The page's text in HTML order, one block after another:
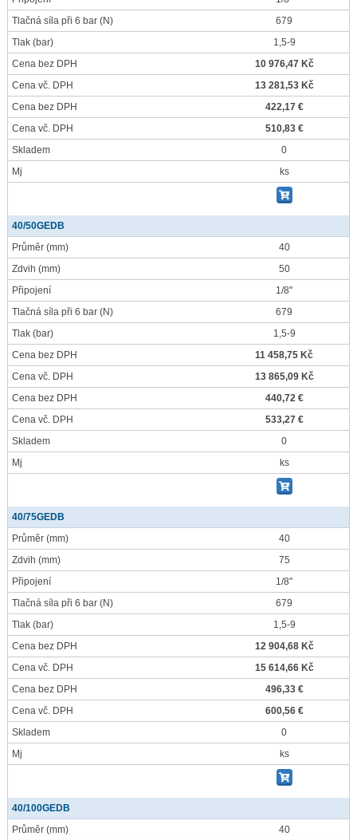
Tlačná síla při 6 bar (N)
679
Tlak (bar)
1,5-9
Cena bez DPH
10 976,47 Kč
Cena vč. DPH
13 281,53 Kč
Cena bez DPH
422,17 €
Cena vč. DPH
510,83 €
Skladem
0
Mj
ks
40/50GEDB
Průměr (mm)
40
Zdvih (mm)
50
Připojení
1/8"
Tlačná síla při 6 bar (N)
679
Tlak (bar)
1,5-9
Cena bez DPH
11 458,75 Kč
Cena vč. DPH
13 865,09 Kč
Cena bez DPH
440,72 €
Cena vč. DPH
533,27 €
Skladem
0
Mj
ks
40/75GEDB
Průměr (mm)
40
Zdvih (mm)
75
Připojení
1/8"
Tlačná síla při 6 bar (N)
679
Tlak (bar)
1,5-9
Cena bez DPH
12 904,68 Kč
Cena vč. DPH
15 614,66 Kč
Cena bez DPH
496,33 €
Cena vč. DPH
600,56 €
Skladem
0
Mj
ks
40/100GEDB
Průměr (mm)
40